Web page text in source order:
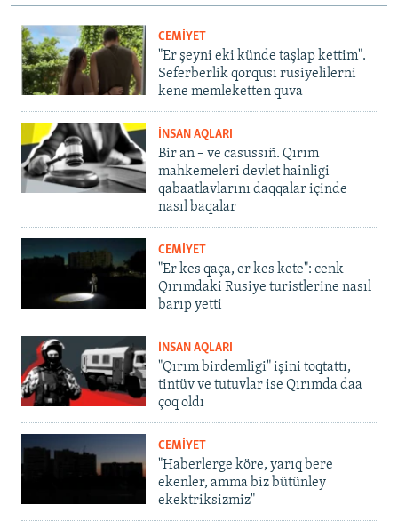
CEMİYET
"Er şeyni eki künde taşlap kettim".
Seferberlik qorqusı rusiyelilerni
kene memleketten quva
İNSAN AQLARI
Bir an – ve casussıñ. Qırım
mahkemeleri devlet hainligi
qabaatlavlarını daqqalar içinde
nasıl baqalar
CEMİYET
"Er kes qaça, er kes kete": cenk
Qırımdaki Rusiye turistlerine nasıl
barıp yetti
İNSAN AQLARI
"Qırım birdemligi" işini toqtattı,
tintüv ve tutuvlar ise Qırımda daa
çoq oldı
CEMİYET
"Haberlerge köre, yarıq bere
ekenler, amma biz bütünley
ekektriksizmiz"